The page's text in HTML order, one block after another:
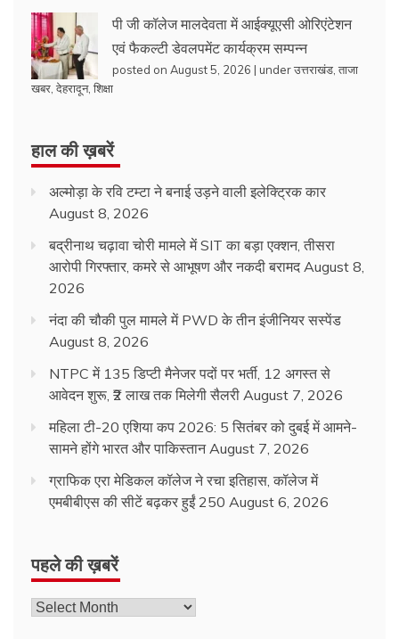
पी जी कॉलेज मालदेवता में आईक्यूएसी ओरिएंटेशन
एवं फैकल्टी डेवलपमेंट कार्यक्रम सम्पन्न
posted on August 5, 2026 | underउत्तराखंड ताजा
खबर देहरादून, शिक्षा
हाल की ख़बरें
अल्मोड़ा के रवि टम्टा ने बनाई उड़ने वाली इलेक्ट्रिक कार
August 8, 2026
बद्रीनाथ चढ़ावा चोरी मामले में SIT का बड़ा एक्शन, तीसरा
आरोपी गिरफ्तार, कमरे से आभूषण और नकदी बरामद August 8,
2026
नंदा की चौकी पुल मामले में PWD के तीन इंजीनियर सस्पेंड
August 8, 2026
NTPC में 135 डिप्टी मैनेजर पदों पर भर्ती, 12 अगस्त से
आवेदन शुरू, ₹2 लाख तक मिलेगी सैलरी August 7, 2026
महिला टी-20 एशिया कप 2026: 5 सितंबर को दुबई में आमने-
सामने होंगे भारत और पाकिस्तान August 7, 2026
ग्राफिक एरा मेडिकल कॉलेज ने रचा इतिहास, कॉलेज में
एमबीबीएस की सीटें बढ़कर हुईं 250 August 6, 2026
पहले की ख़बरें